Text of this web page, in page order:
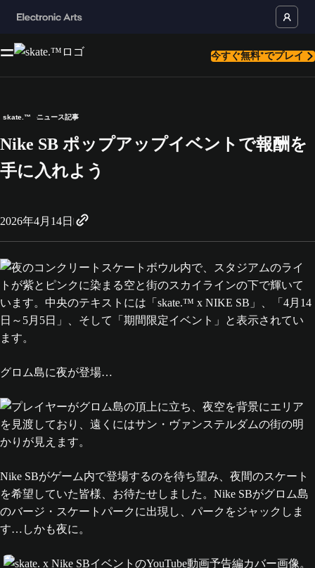
今すぐ無料*でプレイ
skate.™ ニュース記事
Nike SB ポップアップイベントで報酬を
手に入れよう
2026年4月14日
グロム島に夜が登場…
Nike SBがゲーム内で登場するのを待ち望み、夜間のスケート
を希望していた皆様、お待たせしました。Nike SBがグロム島
のバージ・スケートパークに出現し、パークをジャックしま
す…しかも夜に。